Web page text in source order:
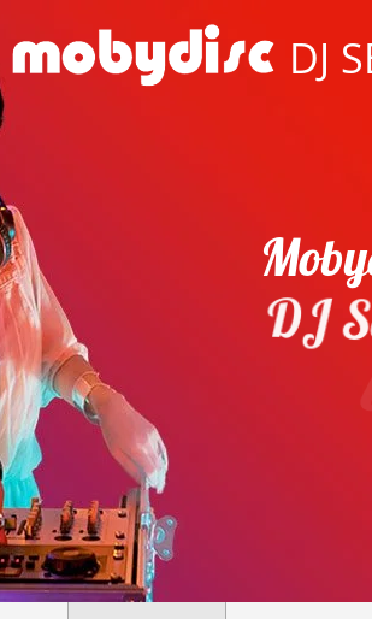
DJ
DJ
in